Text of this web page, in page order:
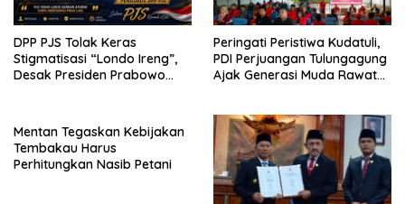
DPP PJS Tolak Keras
Stigmatisasi “Londo Ireng”,
Desak Presiden Prabowo
Peringati Peristiwa Kudatuli,
PDI Perjuangan Tulungagung
Ajak Generasi Muda Rawat
Mentan Tegaskan Kebijakan
Tembakau Harus
Perhitungkan Nasib Petani